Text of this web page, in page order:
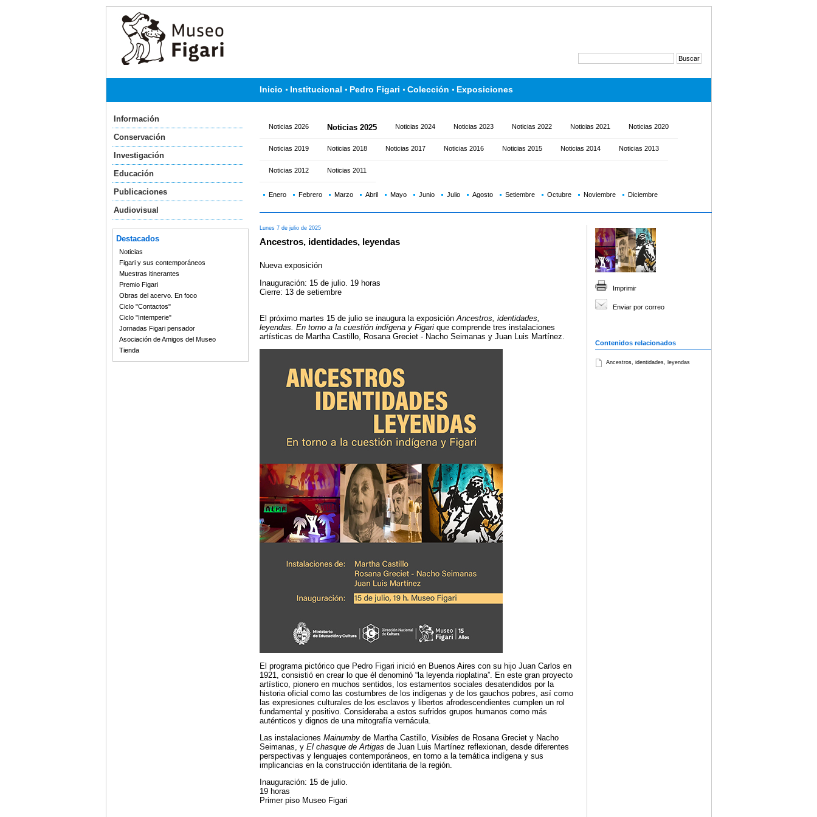
Inicio Institucional Pedro Figari Colección Exposiciones
Información
Conservación
Investigación
Educación
Publicaciones
Audiovisual
Destacados
Noticias
Figari y sus contemporáneos
Muestras itinerantes
Premio Figari
Obras del acervo. En foco
Ciclo "Contactos"
Ciclo "Intemperie"
Jornadas Figari pensador
Asociación de Amigos del Museo
Tienda
Noticias 2026 Noticias 2025 Noticias 2024 Noticias 2023 Noticias 2022 Noticias 2021 Noticias 2020
Noticias 2019 Noticias 2018 Noticias 2017 Noticias 2016 Noticias 2015 Noticias 2014 Noticias 2013
Noticias 2012 Noticias 2011
Enero Febrero Marzo Abril Mayo Junio Julio Agosto Setiembre Octubre Noviembre Diciembre
Lunes 7 de julio de 2025
Ancestros, identidades, leyendas
Nueva exposición
Inauguración: 15 de julio. 19 horas
Cierre: 13 de setiembre
El próximo martes 15 de julio se inaugura la exposición Ancestros, identidades,
leyendas. En torno a la cuestión indígena y Figarique comprende tres instalaciones
artísticas de Martha Castillo, Rosana Greciet - Nacho Seimanas y Juan Luis Martínez.
El programa pictórico que Pedro Figari inició en Buenos Aires con su hijo Juan Carlos en
1921, consistió en crear lo que él denominó “la leyenda rioplatina”. En este gran proyecto
artístico, pionero en muchos sentidos, los estamentos sociales desatendidos por la
historia oficial como las costumbres de los indígenas y de los gauchos pobres, así como
las expresiones culturales de los esclavos y libertos afrodescendientes cumplen un rol
fundamental y positivo. Consideraba a estos sufridos grupos humanos como más
auténticos y dignos de una mitografía vernácula.
Las instalaciones Mainumby de Martha Castillo, Visibles de Rosana Greciet y Nacho
Seimanas, y El chasque de Artigas de Juan Luis Martínez reflexionan, desde diferentes
perspectivas y lenguajes contemporáneos, en torno a la temática indígena y sus
implicancias en la construcción identitaria de la región.
Inauguración: 15 de julio.
19 horas
Primer piso Museo Figari
Imprimir
Enviar por correo
Contenidos relacionados
Ancestros, identidades, leyendas